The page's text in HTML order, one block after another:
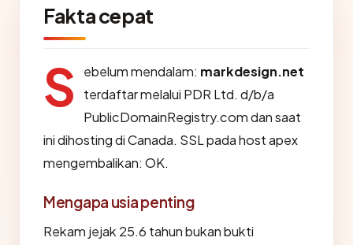
Fakta cepat
S ebelum mendalam: markdesign.net
terdaftar melalui PDR Ltd. d/b/a
PublicDomainRegistry.com dan saat
ini dihosting di Canada. SSL pada host apex
mengembalikan: OK.
Mengapa usia penting
Rekam jejak 25.6 tahun bukan bukti